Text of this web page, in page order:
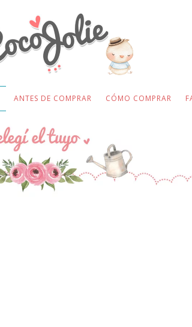
ANTES DE COMPRAR CÓMO COMPRAR